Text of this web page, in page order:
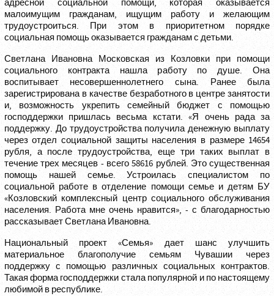
адресной социальной помощи, которая оказывается
малоимущим гражданам, ищущим работу и желающим
трудоустроиться. При этом в приоритетном порядке
социальная помощь оказывается гражданам с детьми.
Светлана Ивановна Московская из Козловки при помощи
социального контракта нашла работу по душе. Она
воспитывает несовершеннолетнего сына. Ранее была
зарегистрирована в качестве безработного в центре занятости
и, возможность укрепить семейный бюджет с помощью
господдержки пришлась весьма кстати. «Я очень рада за
поддержку. До трудоустройства получила денежную выплату
через отдел социальной защиты населения в размере 14654
рубля, а после трудоустройства, еще три таких выплат в
течение трех месяцев - всего 58616 рублей. Это существенная
помощь нашей семье. Устроилась специалистом по
социальной работе в отделение помощи семье и детям БУ
«Козловский комплексный центр социального обслуживания
населения. Работа мне очень нравится», - с благодарностью
рассказывает Светлана Ивановна.
Национальный проект «Семья» дает шанс улучшить
материальное благополучие семьям Чувашии через
поддержку с помощью различных социальных контрактов.
Такая форма господдержки стала популярной и по настоящему
любимой в республике.